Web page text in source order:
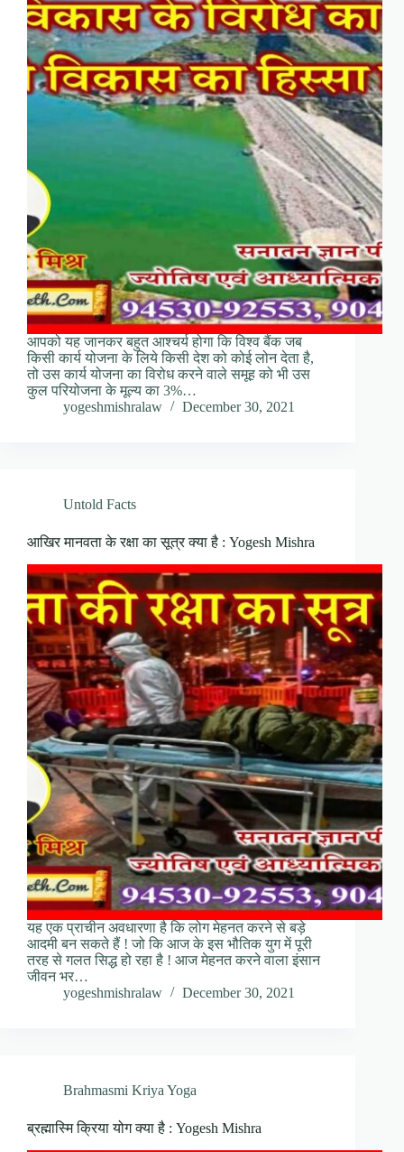
आपको यह जानकर बहुत आश्चर्य होगा कि विश्व बैंक जब
किसी कार्य योजना के लिये किसी देश को कोई लोन देता है,
तो उस कार्य योजना का विरोध करने वाले समूह को भी उस
कुल परियोजना के मूल्य का 3%…
yogeshmishralaw
December 30, 2021
Untold Facts
आखिर मानवता के रक्षा का सूत्र क्या है : Yogesh Mishra
यह एक प्राचीन अवधारणा है कि लोग मेहनत करने से बड़े
आदमी बन सकते हैं ! जो कि आज के इस भौतिक युग में पूरी
तरह से गलत सिद्ध हो रहा है ! आज मेहनत करने वाला इंसान
जीवन भर…
yogeshmishralaw
December 30, 2021
Brahmasmi Kriya Yoga
ब्रह्मास्मि क्रिया योग क्या है : Yogesh Mishra